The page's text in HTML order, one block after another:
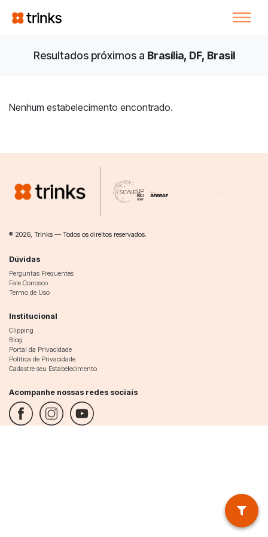
Resultados próximos a Brasília, DF, Brasil
Nenhum estabelecimento encontrado.
® 2026, Trinks — Todos os direitos reservados.
Dúvidas
Perguntas Frequentes
Fale Conosco
Termo de Uso
Institucional
Clipping
Blog
Portal da Privacidade
Política de Privacidade
Cadastre seu Estabelecimento
Acompanhe nossas redes sociais